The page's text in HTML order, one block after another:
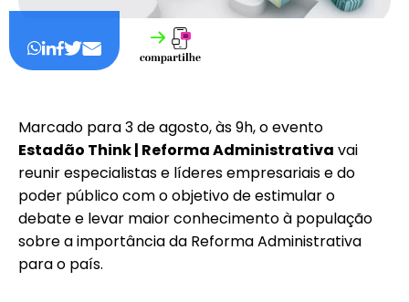
Marcado para 3 de agosto, às 9h, o evento
Estadão Think | Reforma Administrativa vai
reunir especialistas e líderes empresariais e do
poder público com o objetivo de estimular o
debate e levar maior conhecimento à população
sobre a importância da Reforma Administrativa
para o país.